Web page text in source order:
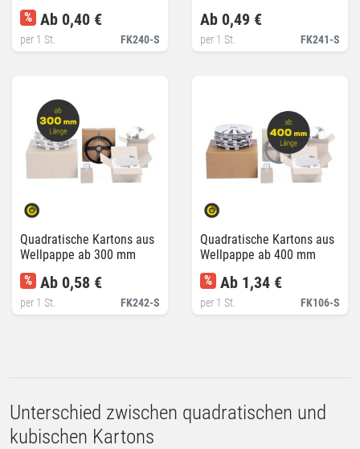
FK240-S
% Ab 0,40 €
per 1 St. FK241-S
Ab 0,49 €
per 1 St.
Quadratische Kartons aus
Wellpappe ab 300 mm
FK242-S
% Ab 0,58 €
per 1 St.
Quadratische Kartons aus
Wellpappe ab 400 mm
FK106-S
% Ab 1,34 €
per 1 St.
Unterschied zwischen quadratischen und
kubischen Kartons